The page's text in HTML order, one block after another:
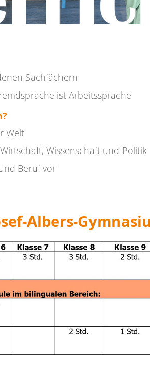
Sachfächern
ist Arbeitssprache
Welt
Wissenschaft und Politik
Beruf vor
Albers-